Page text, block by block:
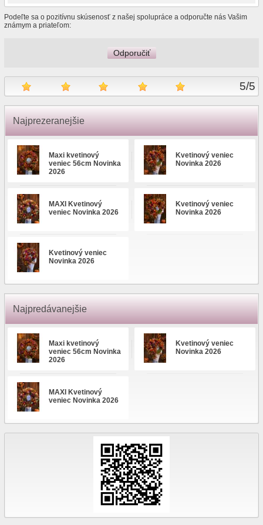
Podeľte sa o pozitívnu skúsenosť z našej spolupráce a odporučte nás Vašim
známym a priateľom:
Odporučiť
5/5
Najprezeranejšie
Maxi kvetinový
veniec 56cm Novinka
2026
Kvetinový veniec
Novinka 2026
MAXI Kvetinový
veniec Novinka 2026
Kvetinový veniec
Novinka 2026
Kvetinový veniec
Novinka 2026
Najpredávanejšie
Maxi kvetinový
veniec 56cm Novinka
2026
Kvetinový veniec
Novinka 2026
MAXI Kvetinový
veniec Novinka 2026